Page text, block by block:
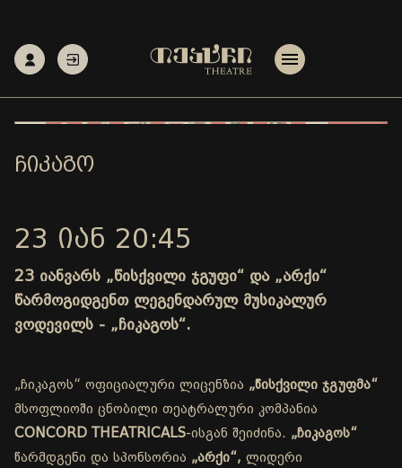
ᲩᲘᲙᲐᲒᲝ
23 ᲘᲐᲜ 20:45
23 იანვარს „წისქვილი ჯგუფი“ და „არქი“
წარმოგიდგენთ ლეგენდარულ მუსიკალურ
ვოდევილს - „ჩიკაგოს“.
„ჩიკაგოს“ ოფიციალური ლიცენზია „წისქვილი ჯგუფმა“
მსოფლიოში ცნობილი თეატრალური კომპანია
CONCORD THEATRICALS-ისგან შეიძინა. „ჩიკაგოს“
წარმდგენი და სპონსორია „არქი“, ლიდერი